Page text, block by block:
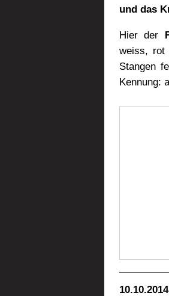
und das
Hier der
weiss, rot
Stangen
Kennung: